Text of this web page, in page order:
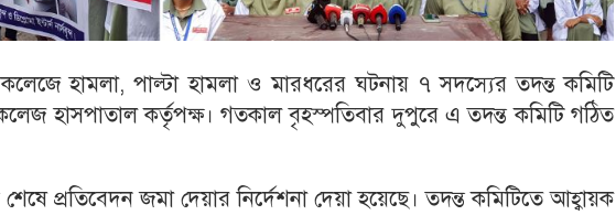
কলেজে হামলা, পাল্টা হামলা ও মারধরের ঘটনায় ৭ সদস্যের তদন্ত কমিটি
হাসপাতাল কর্তৃপক্ষ। গতকাল বৃহস্পতিবার দুপুরে এ তদন্ত কমিটি গঠিত
প্রতিবেদন জমা দেয়ার নির্দেশনা দেয়া হয়েছে। তদন্ত কমিটিতে আহ্বায়ক